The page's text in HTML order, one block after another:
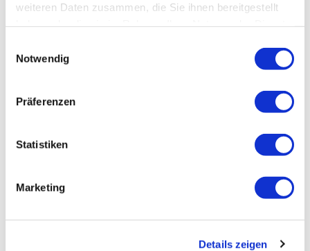
weiteren Daten zusammen, die Sie ihnen bereitgestellt
Notwendig
Präferenzen
Statistiken
Marketing
Details zeigen